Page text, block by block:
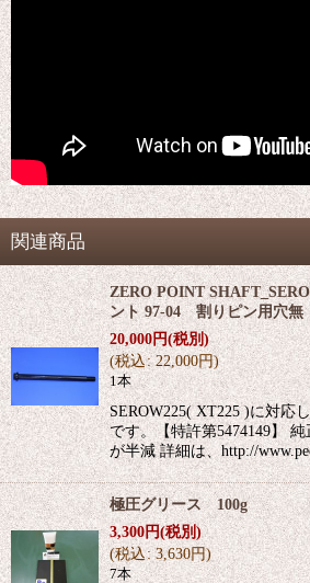
関連商品
ZERO POINT
ント 97-04 割りピン用穴無
20,000円(税別)
(税込: 22,000円)
1本
SEROW225( XT225 )に対応
です。【特許第5474149】
が半減 詳細は、http://
極圧グリース 100g
3,300円(税別)
(税込: 3,630円)
7本